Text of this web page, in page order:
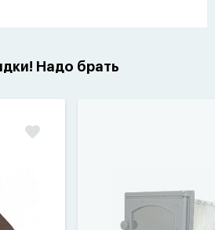
Надо брать